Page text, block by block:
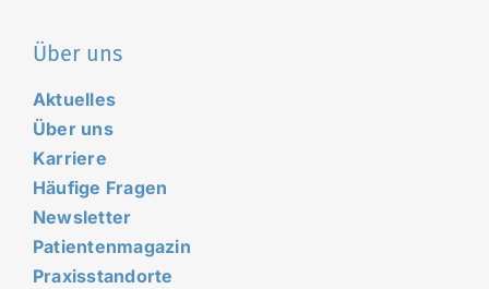
Über uns
Aktuelles
Über uns
Karriere
Häufige Fragen
Newsletter
Patientenmagazin
Praxisstandorte